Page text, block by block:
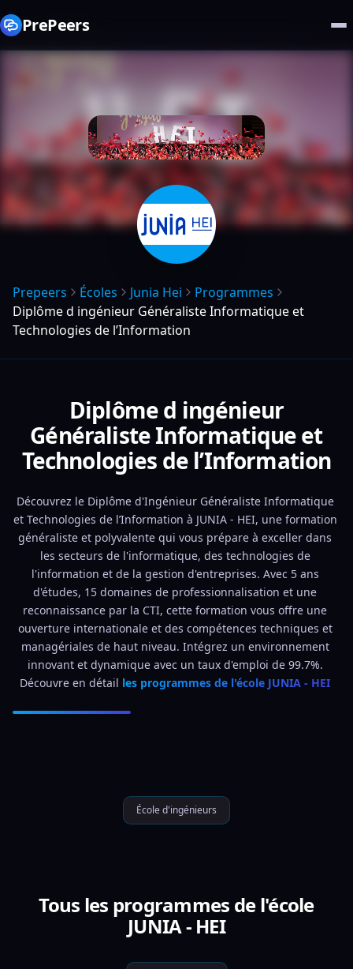
PrePeers
Prepeers Écoles Junia Hei
Programmes
Diplôme d ingénieur Généraliste Informatique et
Technologies de l’Information
Diplôme d ingénieur
Généraliste Informatique et
Technologies de l’Information
Découvrez le Diplôme d'Ingénieur Généraliste Informatique
et Technologies de l’Information à JUNIA - HEI, une formation
généraliste et polyvalente qui vous prépare à exceller dans
les secteurs de l'informatique, des technologies de
l'information et de la gestion d'entreprises. Avec 5 ans
d'études, 15 domaines de professionnalisation et une
reconnaissance par la CTI, cette formation vous offre une
ouverture internationale et des compétences techniques et
managériales de haut niveau. Intégrez un environnement
innovant et dynamique avec un taux d'emploi de 99.7%.
Découvre en détail les programmes de l'école JUNIA - HEI
École d'ingénieurs
Tous les programmes de l'école
JUNIA - HEI